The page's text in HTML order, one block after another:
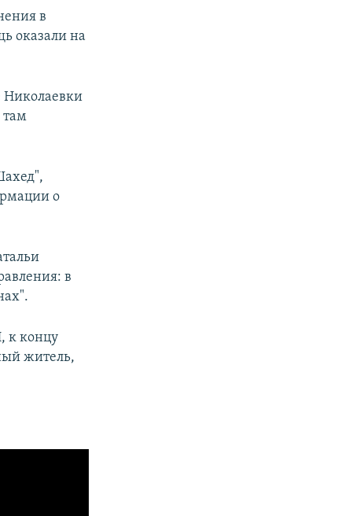
в
оказали на
Николаевки
там
о
в
к концу
житель,